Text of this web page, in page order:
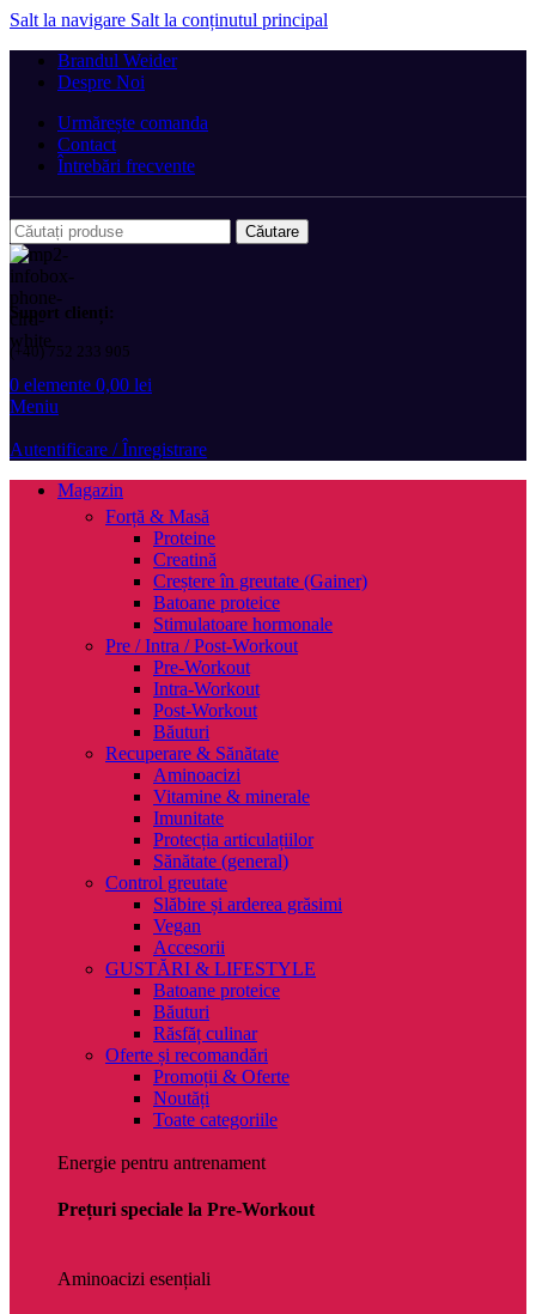
Salt la navigare Salt la conținutul principal
Brandul Weider
Despre Noi
Urmărește comanda
Contact
Întrebări frecvente
Căutare
Suport clienți:
(+40) 752 233 905
0 elemente 0,00 lei
Meniu
Autentificare / Înregistrare
Magazin
Forță & Masă
Proteine
Creatină
Creștere în greutate (Gainer)
Batoane proteice
Stimulatoare hormonale
Pre / Intra / Post-Workout
Pre-Workout
Intra-Workout
Post-Workout
Băuturi
Recuperare & Sănătate
Aminoacizi
Vitamine & minerale
Imunitate
Protecția articulațiilor
Sănătate (general)
Control greutate
Slăbire și arderea grăsimi
Vegan
Accesorii
GUSTĂRI & LIFESTYLE
Batoane proteice
Băuturi
Răsfăț culinar
Oferte și recomandări
Promoții & Oferte
Noutăți
Toate categoriile
Energie pentru antrenament
Prețuri speciale la Pre-Workout
Aminoacizi esențiali